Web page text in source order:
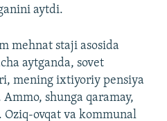
aytdi.
mehnat staji asosida
aytganda, sovet
mening ixtiyoriy pensiya
shunga qaramay,
ovqat va kommunal